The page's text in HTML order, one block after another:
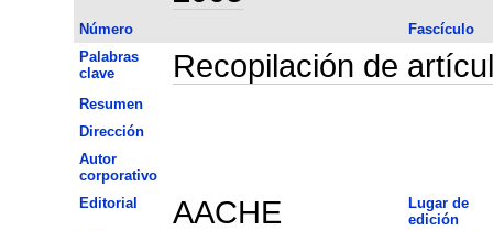
Número
Fascículo
Palabras
clave
Recopilación de
Resumen
Dirección
Autor
corporativo
Editorial
AACHE
Lugar de
edición